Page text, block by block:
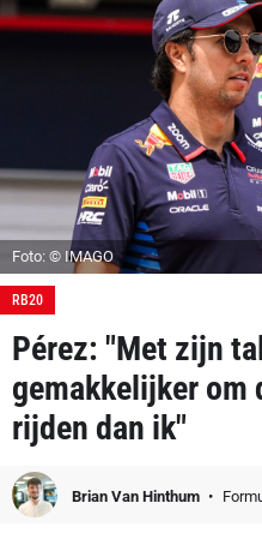
Foto: © IMAGO
RB20
Pérez: "Met zijn
gemakkelijker om
rijden dan ik"
Brian Van Hinthum